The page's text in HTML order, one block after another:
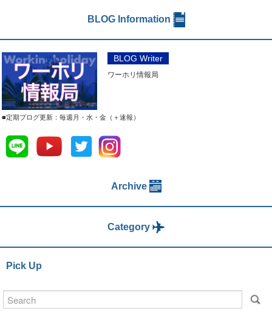
BLOG Information
BLOG Writer
ワーホリ情報局
■定期ブログ更新：毎週月・水・金（＋速報）
Archive
Category
Pick Up